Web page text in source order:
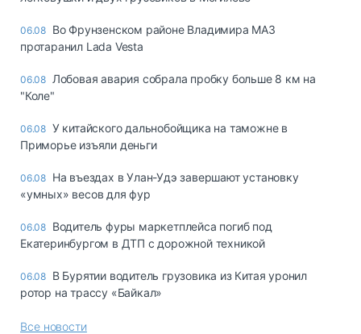
06.08 Во Фрунзенском районе Владимира МАЗ
протаранил Lada Vesta
06.08 Лобовая авария собрала пробку больше 8 км на
"Коле"
06.08 У китайского дальнобойщика на таможне в
Приморье изъяли деньги
06.08 Ha въeздax в Улaн-Удэ зaвepшaют ycтaнoвкy
«yмныx» вecoв для фyp
06.08 Водитель фуры маркетплейса погиб под
Екатеринбургом в ДТП с дорожной техникой
06.08 В Бурятии водитель грузовика из Китая уронил
ротор на трассу «Байкал»
Все новости